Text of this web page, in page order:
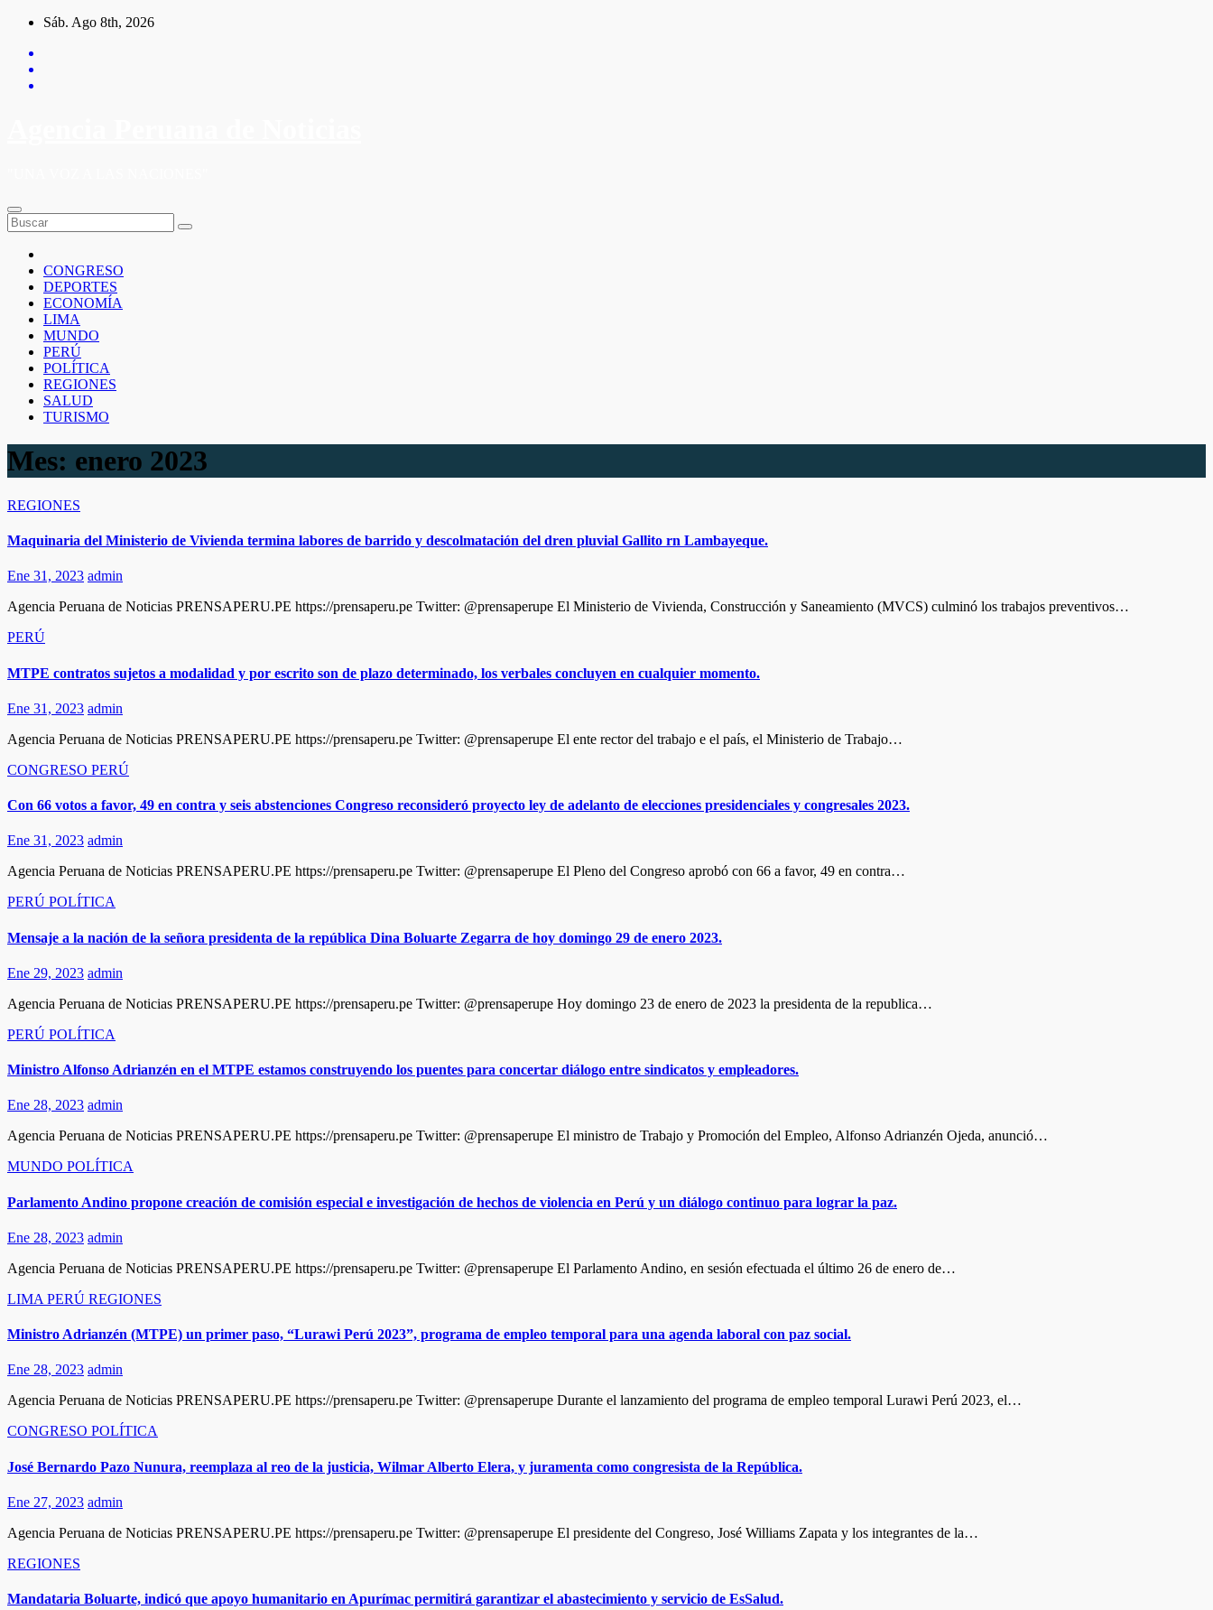
Saltar
contenido
Sáb. Ago 8th, 2026
CONGRESO
DEPORTES
ECONOMÍA
LIMA
MUNDO
PERÚ
POLÍTICA
REGIONES
SALUD
TURISMO
Mes: enero 2023
REGIONES
Maquinaria del Ministerio de Vivienda termina labores de barrido y descolmatación del dren pluvial Gallito rn Lambayeque.
Ene 31, 2023 admin
Agencia Peruana de Noticias PRENSAPERU.PE https://prensaperu.pe Twitter: @prensaperupe El Ministerio de Vivienda, Construcción y Saneamiento (MVCS) culminó los trabajos preventivos…
PERÚ
MTPE contratos sujetos a modalidad y por escrito son de plazo determinado, los verbales concluyen en cualquier momento.
Ene 31, 2023 admin
Agencia Peruana de Noticias PRENSAPERU.PE https://prensaperu.pe Twitter: @prensaperupe El ente rector del trabajo e el país, el Ministerio de Trabajo…
CONGRESO PERÚ
Con 66 votos a favor, 49 en contra y seis abstenciones Congreso reconsideró proyecto ley de adelanto de elecciones presidenciales y congresales 2023.
Ene 31, 2023 admin
Agencia Peruana de Noticias PRENSAPERU.PE https://prensaperu.pe Twitter: @prensaperupe El Pleno del Congreso aprobó con 66 a favor, 49 en contra…
PERÚ POLÍTICA
Mensaje a la nación de la señora presidenta de la república Dina Boluarte Zegarra de hoy domingo 29 de enero 2023.
Ene 29, 2023 admin
Agencia Peruana de Noticias PRENSAPERU.PE https://prensaperu.pe Twitter: @prensaperupe Hoy domingo 23 de enero de 2023 la presidenta de la republica…
PERÚ POLÍTICA
Ministro Alfonso Adrianzén en el MTPE estamos construyendo los puentes para concertar diálogo entre sindicatos y empleadores.
Ene 28, 2023 admin
Agencia Peruana de Noticias PRENSAPERU.PE https://prensaperu.pe Twitter: @prensaperupe El ministro de Trabajo y Promoción del Empleo, Alfonso Adrianzén Ojeda, anunció…
MUNDO POLÍTICA
Parlamento Andino propone creación de comisión especial e investigación de hechos de violencia en Perú y un diálogo continuo para lograr la paz.
Ene 28, 2023 admin
Agencia Peruana de Noticias PRENSAPERU.PE https://prensaperu.pe Twitter: @prensaperupe El Parlamento Andino, en sesión efectuada el último 26 de enero de…
LIMA PERÚ REGIONES
Ministro Adrianzén (MTPE) un primer paso, “Lurawi Perú 2023”, programa de empleo temporal para una agenda laboral con paz social.
Ene 28, 2023 admin
Agencia Peruana de Noticias PRENSAPERU.PE https://prensaperu.pe Twitter: @prensaperupe Durante el lanzamiento del programa de empleo temporal Lurawi Perú 2023, el…
CONGRESO POLÍTICA
José Bernardo Pazo Nunura, reemplaza al reo de la justicia, Wilmar Alberto Elera, y juramenta como congresista de la República.
Ene 27, 2023 admin
Agencia Peruana de Noticias PRENSAPERU.PE https://prensaperu.pe Twitter: @prensaperupe El presidente del Congreso, José Williams Zapata y los integrantes de la…
REGIONES
Mandataria Boluarte, indicó que apoyo humanitario en Apurímac permitirá garantizar el abastecimiento y servicio de EsSalud.